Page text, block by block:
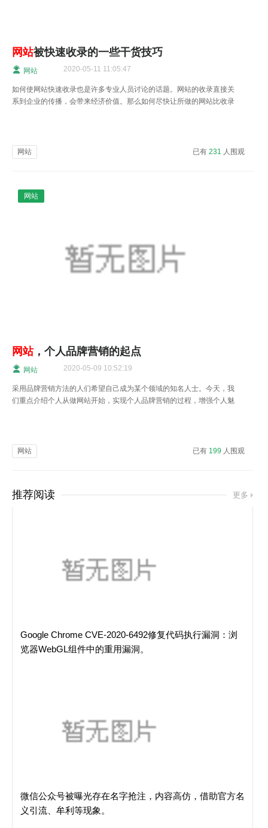
网站被快速收录的一些干货技巧
网站 2020-05-11 11:05:47
如何使网站快速收录也是许多专业人员讨论的话题。网站的收录直接关
系到企业的传播，会带来经济价值。那么如何尽快让所做的网站比收录
网站 已有231 人围观
网站
网站，个人品牌营销的起点
网站 2020-05-09 10:52:19
采用品牌营销方法的人们希望自己成为某个领域的知名人士。今天，我
们重点介绍个人从做网站开始，实现个人品牌营销的过程，增强个人魅
网站 已有 199 人围观
推荐阅读 更多
Google Chrome CVE-2020-6492修复代码执行漏洞：浏
览器WebGL组件中的重用漏洞。
微信公众号被曝光存在名字抢注，内容高仿，借助官方名
义引流、牟利等现象。